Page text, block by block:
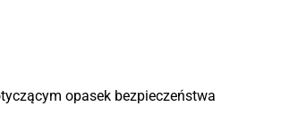
opasek bezpieczeństwa